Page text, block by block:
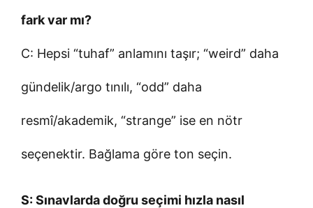
fark var mı?
C: Hepsi “tuhaf” anlamını taşır; “weird” daha
gündelik/argo tınılı, “odd” daha
resmî/akademik, “strange” ise en nötr
seçenektir. Bağlama göre ton seçin.
S: Sınavlarda doğru seçimi hızla nasıl